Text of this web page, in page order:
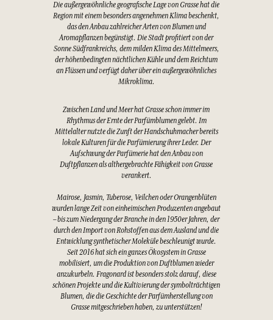
Die außergewöhnliche geografische Lage von Grasse hat die
Region mit einem besonders angenehmen Klima beschenkt,
das den Anbau zahlreicher Arten von Blumen und
Aromapflanzen begünstigt. Die Stadt profitiert von der
Sonne Südfrankreichs, dem milden Klima des Mittelmeers,
der höhenbedingten nächtlichen Kühle und dem Reichtum
an Flüssen und verfügt daher über ein außergewöhnliches
Mikroklima.
Zwischen Land und Meer hat Grasse schon immer im
Rhythmus der Ernte der Parfümblumen gelebt. Im
Mittelalter nutzte die Zunft der Handschuhmacher bereits
lokale Kulturen für die Parfümierung ihrer Leder. Der
Aufschwung der Parfümerie hat den Anbau von
Duftpflanzen als althergebrachte Fähigkeit von Grasse
verankert.
Mairose, Jasmin, Tuberose, Veilchen oder Orangenblüten
wurden lange Zeit von einheimischen Produzenten angebaut
– bis zum Niedergang der Branche in den 1950er Jahren, der
durch den Import von Rohstoffen aus dem Ausland und die
Entwicklung synthetischer Moleküle beschleunigt wurde.
Seit 2016 hat sich ein ganzes Ökosystem in Grasse
mobilisiert, um die Produktion von Duftblumen wieder
anzukurbeln. Fragonard ist besonders stolz darauf, diese
schönen Projekte und die Kultivierung der symbolträchtigen
Blumen, die die Geschichte der Parfümherstellung von
Grasse mitgeschrieben haben, zu unterstützen!